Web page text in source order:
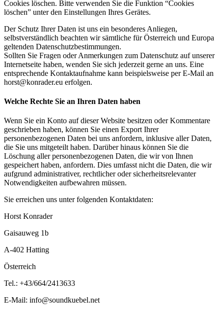
Cookies löschen. Bitte verwenden Sie die Funktion “Cookies
löschen” unter den Einstellungen Ihres Gerätes.
Der Schutz Ihrer Daten ist uns ein besonderes Anliegen,
selbstverständlich beachten wir sämtliche für Österreich und Europa
geltenden Datenschutzbestimmungen.
Sollten Sie Fragen oder Anmerkungen zum Datenschutz auf unserer
Internetseite haben, wenden Sie sich jederzeit gerne an uns. Eine
entsprechende Kontaktaufnahme kann beispielsweise per E-Mail an
horst@konrader.eu erfolgen.
Welche Rechte Sie an Ihren Daten haben
Wenn Sie ein Konto auf dieser Website besitzen oder Kommentare
geschrieben haben, können Sie einen Export Ihrer
personenbezogenen Daten bei uns anfordern, inklusive aller Daten,
die Sie uns mitgeteilt haben. Darüber hinaus können Sie die
Löschung aller personenbezogenen Daten, die wir von Ihnen
gespeichert haben, anfordern. Dies umfasst nicht die Daten, die wir
aufgrund administrativer, rechtlicher oder sicherheitsrelevanter
Notwendigkeiten aufbewahren müssen.
Sie erreichen uns unter folgenden Kontaktdaten:
Horst Konrader
Gaisauweg 1b
A-402 Hatting
Österreich
Tel.: +43/664/2413633
E-Mail: info@soundkuebel.net